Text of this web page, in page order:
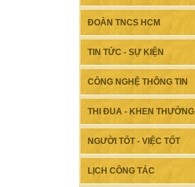
ĐOÀN TNCS HCM
TIN TỨC - SỰ KIỆN
CÔNG NGHỆ THÔNG TIN
THI ĐUA - KHEN THƯỞNG
NGƯỜI TỐT - VIỆC TỐT
LỊCH CÔNG TÁC